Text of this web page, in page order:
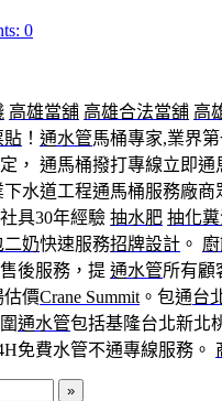
0
高雄當舖 高雄合法當舖 高
貼 ！ 通水管馬桶專家,業界
， 通馬桶撥打專線立即
水道工程通馬桶服務廠商
具30年經驗 抽水肥 抽化
二奶快速服務招牌設計 。
後服務，提 通水管所有顧
估價Crane Summit 。包通台
通水管包括基隆台北新北
免費水管不通專線服務。